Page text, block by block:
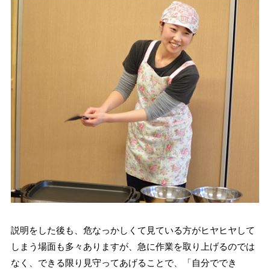
説明をした後も、危なっかしくて見ている方がヒヤヒヤして
しまう場面も多々ありますが、急に作業を取り上げるのでは
なく、できる限り見守ってあげることで、「自分ででき